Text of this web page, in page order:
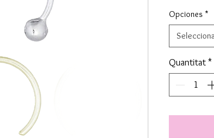
Opciones *
Selecciona
Quantitat *